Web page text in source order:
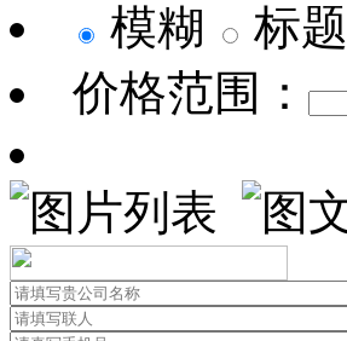
模糊
标题
价格范围：